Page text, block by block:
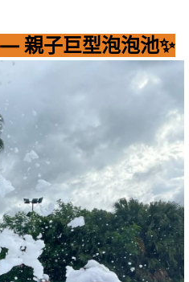
親子巨型泡泡池✨